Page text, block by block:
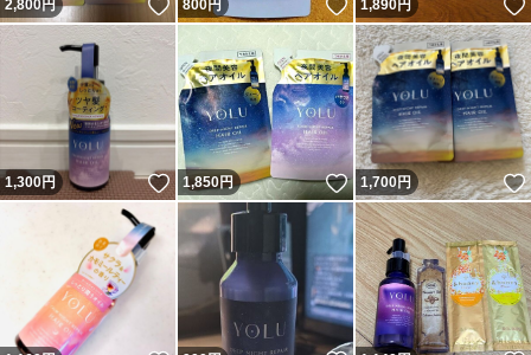
2,800円 いいね！
800円 いいね！
1,890円
1,300円 いいね！
1,850円 いいね！
1,700円